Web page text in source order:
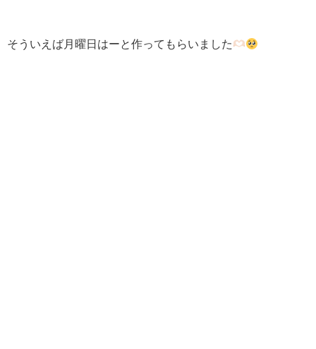
そういえば月曜日はーと作ってもらいました